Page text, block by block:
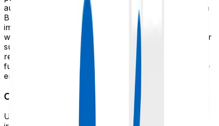
autoridad. Esta autoridad puede transferirse a la página
B a través de enlaces internos. Por lo tanto, es
importante identificar las “páginas de poder” en tu sitio
web para aprovechar al máximo su autoridad y mejorar
su clasificación en los resultados de búsqueda. En
resumen, comprender cómo funciona el PageRank es
fundamental para desarrollar una estrategia efectiva de
enlazado interno.
Comprensión de la estructura del sitio web
Una sólida organización en la estructura de enlaces